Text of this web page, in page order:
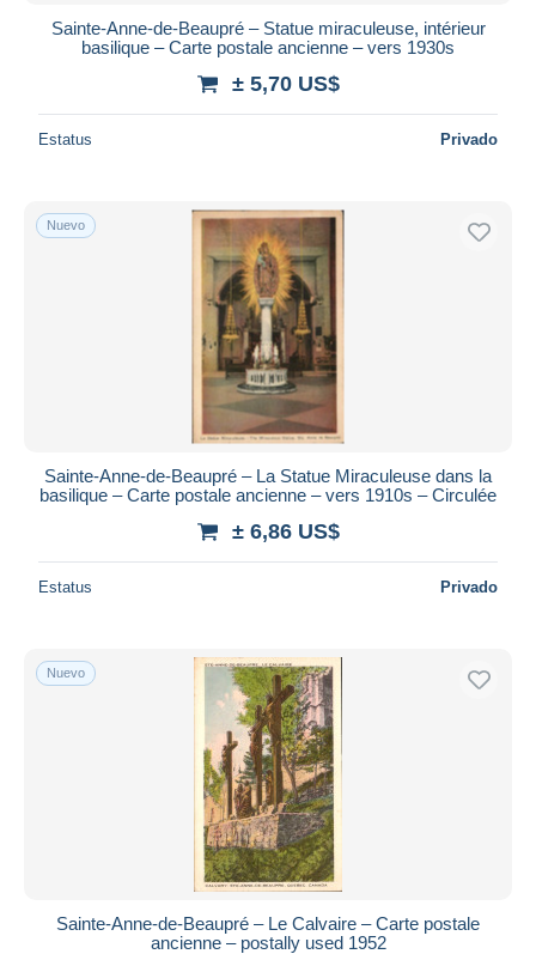
Sainte-Anne-de-Beaupré – Statue miraculeuse, intérieur
basilique – Carte postale ancienne – vers 1930s
± 5,70 US$
Estatus Privado
Nuevo
Sainte-Anne-de-Beaupré – La Statue Miraculeuse dans la
basilique – Carte postale ancienne – vers 1910s – Circulée
± 6,86 US$
Estatus Privado
Nuevo
Sainte-Anne-de-Beaupré – Le Calvaire – Carte postale
ancienne – postally used 1952